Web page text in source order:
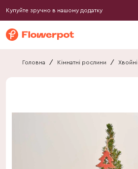
Купуйте зручно в нашому додатку
Головна / Кімнатні рослини / Хвойні